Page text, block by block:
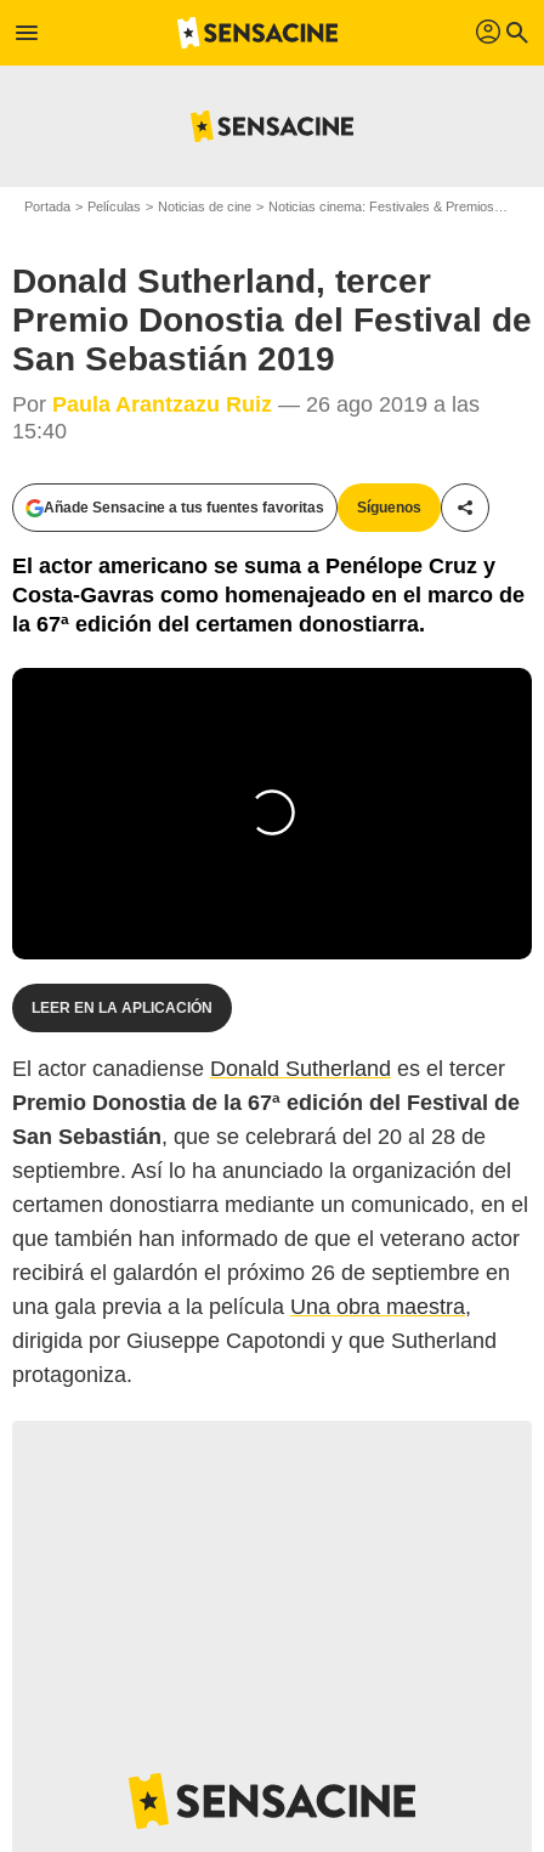
menu profil search
Portada Películas Noticias de cine Noticias cinema: Festivales & Premios
Donald Sutherland, tercer
Premio Donostia del Festival de
San Sebastián 2019
Por Paula Arantzazu Ruiz — 26 ago 2019 a las
15:40
Añade Sensacine a tus fuentes favoritas Síguenos
El actor americano se suma a Penélope Cruz y
Costa-Gavras como homenajeado en el marco de
la 67ª edición del certamen donostiarra.
LEER EN LA APLICACIÓN
El actor canadiense Donald Sutherland es el tercer
Premio Donostia de la 67ª edición del Festival de
San Sebastián, que se celebrará del 20 al 28 de
septiembre. Así lo ha anunciado la organización del
certamen donostiarra mediante un comunicado, en el
que también han informado de que el veterano actor
recibirá el galardón el próximo 26 de septiembre en
una gala previa a la película Una obra maestra,
dirigida por Giuseppe Capotondi y que Sutherland
protagoniza.